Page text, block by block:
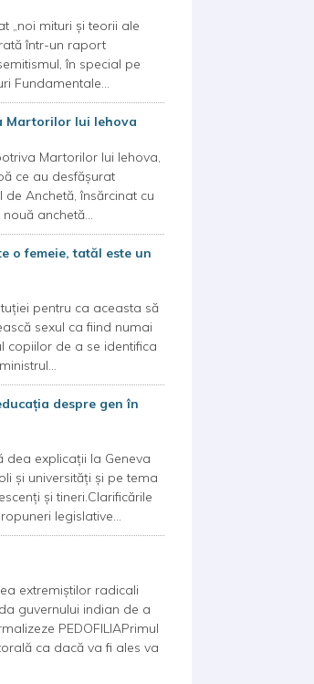
„noi mituri şi teorii ale
într-un raport
în special pe
Fundamentale...
Martorilor lui Iehova
Martorilor lui Iehova,
ce au desfăşurat
Anchetă, însărcinat cu
anchetă...
o femeie, tatăl este un
pentru ca aceasta să
sexul ca fiind numai
copiilor de a se identifica
despre gen în
dea explicații la Geneva
și universități și pe tema
și tineri.Clarificările
legislative...
extremiștilor radicali
guvernului indian de a
PEDOFILIAPrimul
ca dacă va fi ales va